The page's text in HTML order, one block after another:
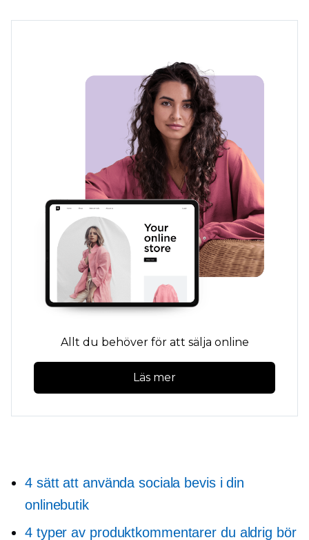
Allt du behöver för att sälja online
Läs mer
4 sätt att använda sociala bevis i din
onlinebutik
4 typer av produktkommentarer du aldrig bör